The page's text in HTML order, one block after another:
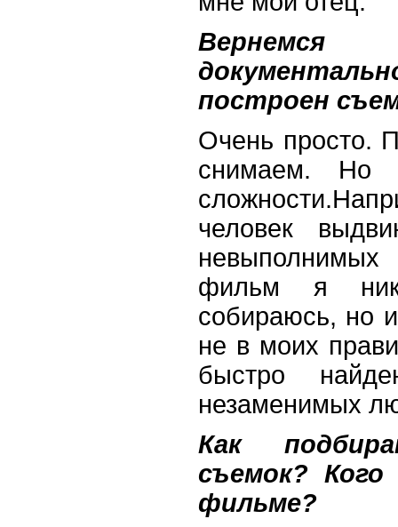
построен
Очень просто.
снимаем. Но
человек
фильм я
собираюсь, но
не в моих
быстро
незаменимых
Как
съемок?
фильме?